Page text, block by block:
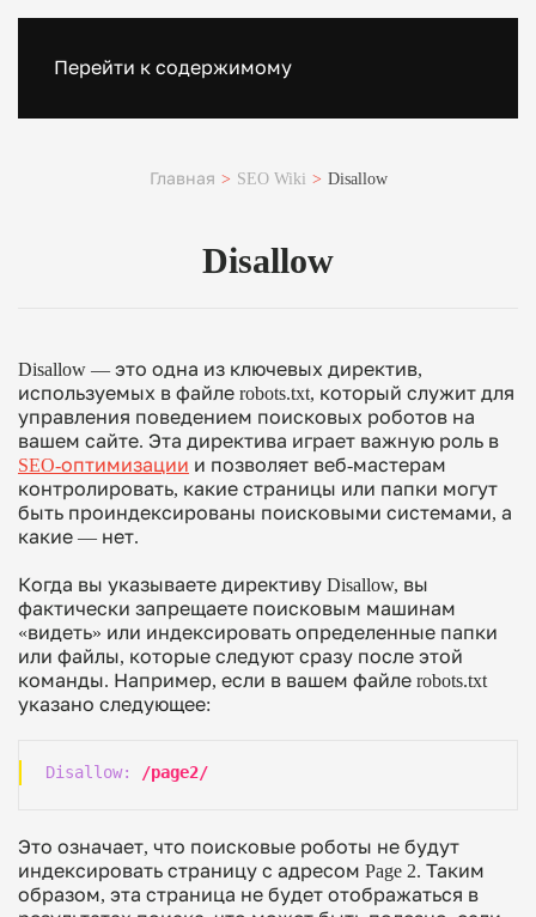
Перейти к содержимому
Главная SEO Wiki Disallow
Disallow
Disallow — это одна из ключевых директив,
используемых в файле robots.txt, который служит для
управления поведением поисковых роботов на
вашем сайте. Эта директива играет важную роль в
SEO-оптимизации и позволяет веб-мастерам
контролировать, какие страницы или папки могут
быть проиндексированы поисковыми системами, а
какие — нет.
Когда вы указываете директиву Disallow, вы
фактически запрещаете поисковым машинам
«видеть» или индексировать определенные папки
или файлы, которые следуют сразу после этой
команды. Например, если в вашем файле robots.txt
указано следующее:
Disallow: /page2/
Это означает, что поисковые роботы не будут
индексировать страницу с адресом Page 2. Таким
образом, эта страница не будет отображаться в